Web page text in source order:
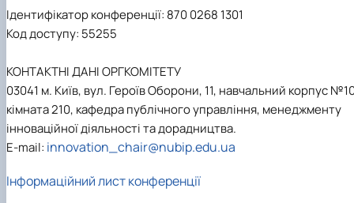
Ідентифікатор конференції: 870 0268 1301
Код доступу: 55255
КОНТАКТНІ ДАНІ ОРГКОМІТЕТУ
03041 м. Київ, вул. Героїв Оборони, 11, навчальний корпус
кімната 210, кафедра публічного управління, менеджменту
інноваційної діяльності та дорадництва.
E-mail: innovation_chair@nubip.edu.ua
Інформаційний лист конференції